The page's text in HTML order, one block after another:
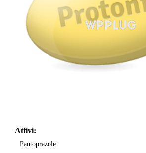
Attivi:
Pantoprazole